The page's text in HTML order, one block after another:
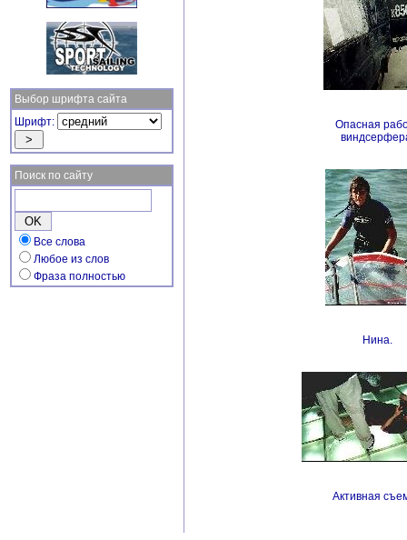
Выбор шрифта сайта
Шрифт:
Поиск по сайту
Все слова
Любое из слов
Фраза полностью
Опасная
Нина.
Активная